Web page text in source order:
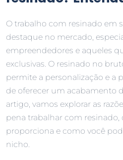
O trabalho com resinado em
destaque no mercado,
empreendedores e aqueles
exclusivas. O resinado no
permite a personalização e a
de oferecer um acabamento
artigo, vamos explorar as
pena trabalhar com resinado,
proporciona e como você
nicho.